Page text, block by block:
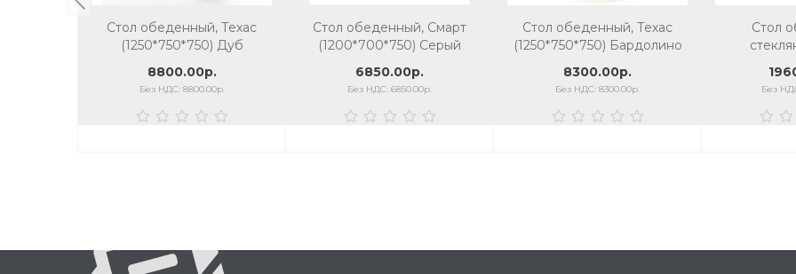
Стол обеденный, Техас
(1250*750*750) Дуб
камень
8800.00р.
Без НДС: 8800.00р.
Стол обеденный, Смарт
(1200*700*750) Серый
6850.00р.
Без НДС: 6850.00р.
Стол обеденный, Техас
(1250*750*750) Бардолино
8300.00р.
Без НДС: 8300.00р.
Стол
стекло/
Без